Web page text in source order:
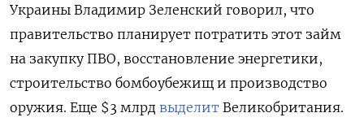
Украины Владимир Зеленский говорил, что
правительство планирует потратить этот займ
на закупку ПВО, восстановление энергетики,
строительство бомбоубежищ и производство
оружия. Еще $3 млрд выделит Великобритания.